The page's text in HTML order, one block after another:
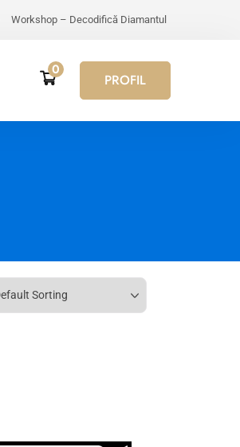
Workshop – Decodifică Diamantul
0
PROFIL